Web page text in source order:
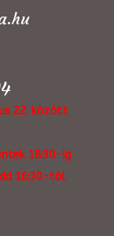
22. között
18:30-ig
16:30-tól